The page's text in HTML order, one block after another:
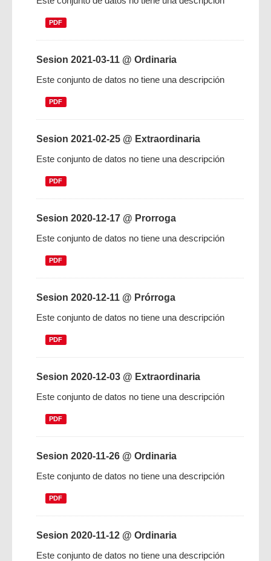
PDF
Sesion 2021-03-11 @ Ordinaria
Este conjunto de datos no tiene una descripción
PDF
Sesion 2021-02-25 @ Extraordinaria
Este conjunto de datos no tiene una descripción
PDF
Sesion 2020-12-17 @ Prorroga
Este conjunto de datos no tiene una descripción
PDF
Sesion 2020-12-11 @ Prórroga
Este conjunto de datos no tiene una descripción
PDF
Sesion 2020-12-03 @ Extraordinaria
Este conjunto de datos no tiene una descripción
PDF
Sesion 2020-11-26 @ Ordinaria
Este conjunto de datos no tiene una descripción
PDF
Sesion 2020-11-12 @ Ordinaria
Este conjunto de datos no tiene una descripción